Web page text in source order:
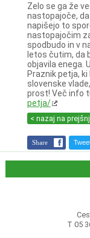
Zelo se ga že
nastopajoče,
napišejo to
nastopajočim
spodbudo in v
letos čutim, da
objavila enega.
Praznik petja,
slovenske
prost! Več info
petja/
< nazaj na
Share
T 05